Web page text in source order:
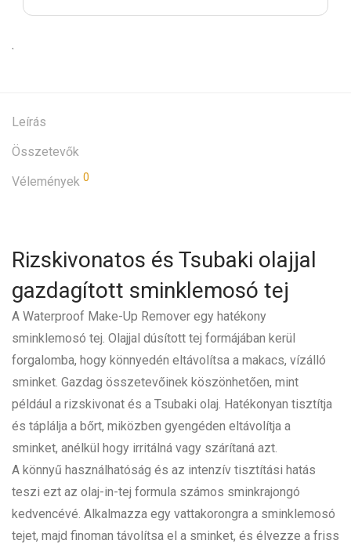
Leírás
Összetevők
Vélemények 0
Rizskivonatos és Tsubaki olajjal
gazdagított sminklemosó tej
A Waterproof Make-Up Remover egy hatékony
sminklemosó tej. Olajjal dúsított tej formájában kerül
forgalomba, hogy könnyedén eltávolítsa a makacs, vízálló
sminket. Gazdag összetevőinek köszönhetően, mint
például a rizskivonat és a Tsubaki olaj. Hatékonyan tisztítja
és táplálja a bőrt, miközben gyengéden eltávolítja a
sminket, anélkül hogy irritálná vagy szárítaná azt.
A könnyű használhatóság és az intenzív tisztítási hatás
teszi ezt az olaj-in-tej formula számos sminkrajongó
kedvencévé. Alkalmazza egy vattakorongra a sminklemosó
tejet, majd finoman távolítsa el a sminket, és élvezze a friss